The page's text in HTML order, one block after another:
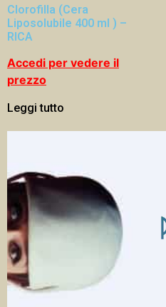
Clorofilla (Cera
Liposolubile 400 ml ) –
RICA
Accedi per vedere il
prezzo
Leggi tutto